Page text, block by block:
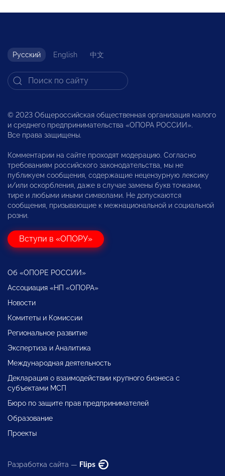
Русский English 中文
© 2023 Общероссийская общественная организация малого
и среднего предпринимательства «ОПОРА РОССИИ».
Все права защищены.
Комментарии на сайте проходят модерацию. Согласно
требованиям российского законодательства, мы не
публикуем сообщения, содержащие нецензурную лексику
и/или оскорбления, даже в случае замены букв точками,
тире и любыми иными символами. Не допускаются
сообщения, призывающие к межнациональной и социальной
розни.
Вступи в «ОПОРУ»
Об «ОПОРЕ РОССИИ»
Ассоциация «НП «ОПОРА»
Новости
Комитеты и Комиссии
Региональное развитие
Экспертиза и Аналитика
Международная деятельность
Декларация о взаимодействии крупного бизнеса с
субъектами МСП
Бюро по защите прав предпринимателей
Образование
Проекты
Разработка сайта — Flips